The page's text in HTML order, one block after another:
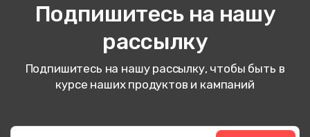
Подпишитесь на нашу
рассылку
Подпишитесь на нашу рассылку, чтобы быть в
курсе наших продуктов и кампаний